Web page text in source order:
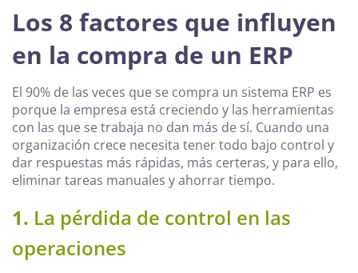
Los 8 factores que influyen
en la compra de un ERP
El 90% de las veces que se compra un sistema ERP es
porque la empresa está creciendo y las herramientas
con las que se trabaja no dan más de sí. Cuando una
organización crece necesita tener todo bajo control y
dar respuestas más rápidas, más certeras, y para ello,
eliminar tareas manuales y ahorrar tiempo.
1. La pérdida de control en las
operaciones